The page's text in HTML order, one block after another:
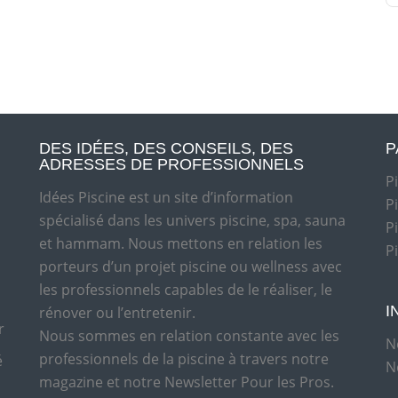
DES IDÉES, DES CONSEILS, DES
ADRESSES DE PROFESSIONNELS
Idées Piscine est un site d’information
spécialisé dans les univers piscine, spa, sauna
et hammam. Nous mettons en relation les
porteurs d’un projet piscine ou wellness avec
les professionnels capables de le réaliser, le
rénover ou l’entretenir.
Nous sommes en relation constante avec les
professionnels de la piscine à travers notre
magazine et notre Newsletter Pour les Pros.